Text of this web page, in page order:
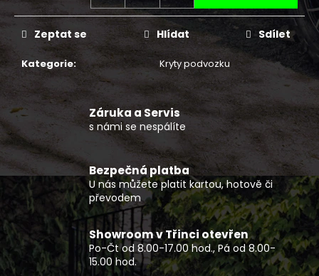
Kategorie: Kryty podvozku
Zeptat se Hlídat Sdílet
Záruka a Servis
s námi se nespálíte
Bezpečná platba
U nás můžete platit kartou, hotově či
převodem
Showroom v Třinci otevřen
Po-Čt od 8.00-17.00 hod., Pá od 8.00-
15.00 hod.
u
č
u
j
m
e
DĚTSKÁ
BUGGY
KAYO
S70
33
990
Kč